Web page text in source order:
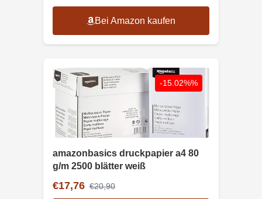
Bei Amazon kaufen
-15.02%%
amazonbasics druckpapier a4 80
g/m 2500 blätter weiß
€17,76 €20,90